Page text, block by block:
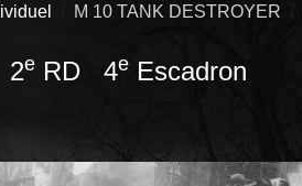
M 10 TANK DESTROYER
2e RD 4e Escadron